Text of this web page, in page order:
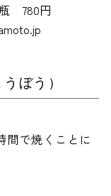
780円
ぼう）
間で焼くことに